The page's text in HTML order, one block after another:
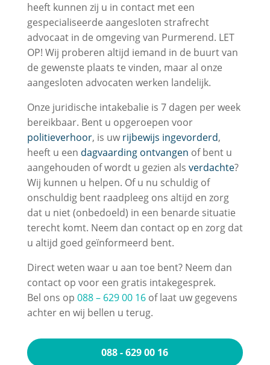
heeft kunnen zij u in contact met een
gespecialiseerde aangesloten strafrecht
advocaat in de omgeving van Purmerend. LET
OP! Wij proberen altijd iemand in de buurt van
de gewenste plaats te vinden, maar al onze
aangesloten advocaten werken landelijk.
Onze juridische intakebalie is 7 dagen per week
bereikbaar. Bent u opgeroepen voor
politieverhoor, is uw rijbewijs ingevorderd,
heeft u een dagvaarding ontvangen of bent u
aangehouden of wordt u gezien als verdachte?
Wij kunnen u helpen. Of u nu schuldig of
onschuldig bent raadpleeg ons altijd en zorg
dat u niet (onbedoeld) in een benarde situatie
terecht komt. Neem dan contact op en zorg dat
u altijd goed geïnformeerd bent.
Direct weten waar u aan toe bent? Neem dan
contact op voor een gratis intakegesprek.
Bel ons op 088 – 629 00 16of laat uw gegevens
achter en wij bellen u terug.
088 - 629 00 16